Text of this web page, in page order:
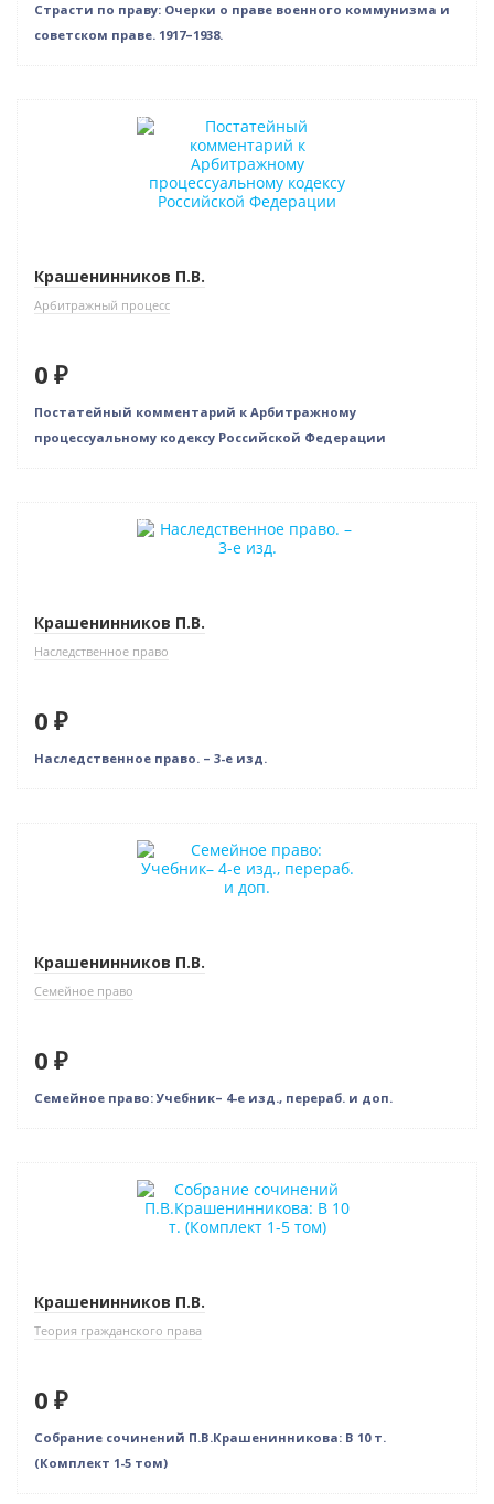
Страсти по праву: Очерки о праве военного коммунизма и
советском праве. 1917–1938.
Нет в наличии
Крашенинников П.В.
Арбитражный процесс
0 ₽
Постатейный комментарий к Арбитражному
процессуальному кодексу Российской Федерации
Нет в наличии
Крашенинников П.В.
Наследственное право
0 ₽
Наследственное право. – 3-е изд.
Нет в наличии
Крашенинников П.В.
Семейное право
0 ₽
Семейное право: Учебник– 4-е изд., перераб. и доп.
Нет в наличии
Крашенинников П.В.
Теория гражданского права
0 ₽
Собрание сочинений П.В.Крашенинникова: В 10 т.
(Комплект 1-5 том)